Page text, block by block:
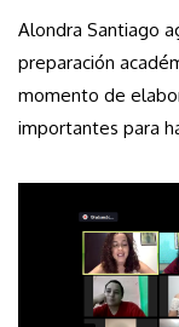
Alondra Santiago
preparación
momento de
importantes para